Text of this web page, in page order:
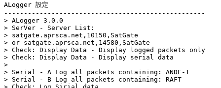
ALogger 設定
---------------------------------------------------
> ALogger 3.0.0
> SerVer - Server List:
> satgate.aprsca.net,10150,SatGate
> or satgate.aprsca.net,14580,SatGate
> Check: Display Data - Display logged packets only
> Check: Display Data - Display serial data
>
> Serial - A Log all packets containing: ANDE-1
> Serial - B Log all packets containing: RAFT